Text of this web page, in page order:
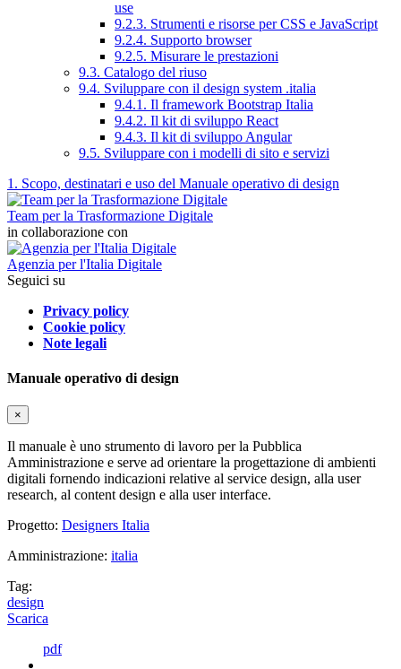
use
9.2.3. Strumenti e risorse per CSS e JavaScript
9.2.4. Supporto browser
9.2.5. Misurare le prestazioni
9.3. Catalogo del riuso
9.4. Sviluppare con il design system .italia
9.4.1. Il framework Bootstrap Italia
9.4.2. Il kit di sviluppo React
9.4.3. Il kit di sviluppo Angular
9.5. Sviluppare con i modelli di sito e servizi
1. Scopo, destinatari e uso del Manuale operativo di design
Team per la Trasformazione Digitale
in collaborazione con
Agenzia per l'Italia Digitale
Seguici su
Privacy policy
Cookie policy
Note legali
Manuale operativo di design
×
Il manuale è uno strumento di lavoro per la Pubblica
Amministrazione e serve ad orientare la progettazione di ambienti
digitali fornendo indicazioni relative al service design, alla user
research, al content design e alla user interface.
Progetto: Designers Italia
Amministrazione: italia
Tag:
design
Scarica
pdf